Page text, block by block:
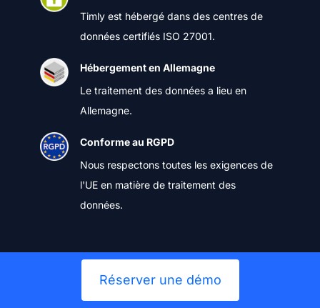
Timly est hébergé dans des centres de
données certifiés ISO 27001.
Hébergement en Allemagne
Le traitement des données a lieu en
Allemagne.
Conforme au RGPD
Nous respectons toutes les exigences de
l'UE en matière de traitement des
données.
Réserver une démo